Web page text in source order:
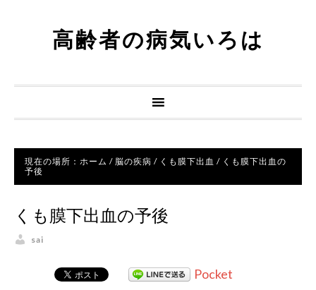
高齢者の病気いろは
現在の場所： ホーム / 脳の疾病 / くも膜下出血 / くも膜下出血の
予後
くも膜下出血の予後
sai
Pocket